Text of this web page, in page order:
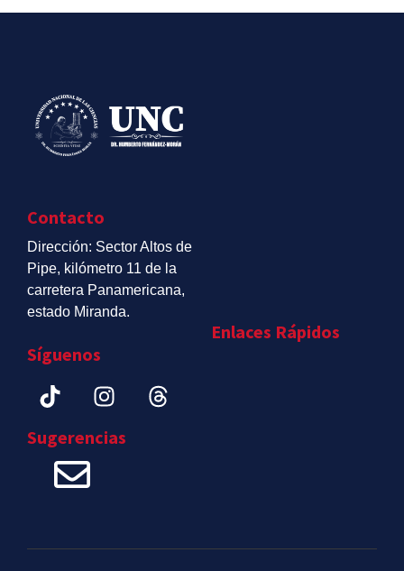
Contacto
Dirección: Sector Altos de
Pipe, kilómetro 11 de la
carretera Panamericana,
estado Miranda.
Síguenos
Sugerencias
Enlaces Rápidos